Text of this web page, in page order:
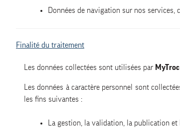
Données de navigation sur nos services,
Finalité du traitement
Les données collectées sont utilisées par MyTroc
Les données à caractère personnel sont
les fins suivantes :
La gestion, la validation, la publication